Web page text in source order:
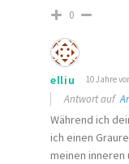
0
elliu 10 Jahre vor
Antwort auf
Während ich
ich einen
meinen inneren